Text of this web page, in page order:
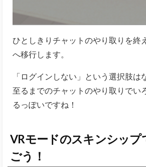
「ログインしない」という選択肢は
至るまでのチャットのやり取りでい
るっぽいですね！
VRモードのスキンシップ
ごう！